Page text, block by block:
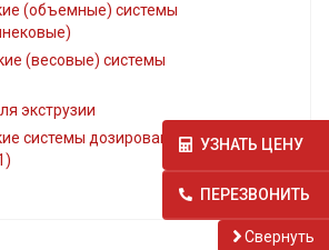
(объемные) системы
(весовые) системы
экструзии
системы дозирования
УЗНАТЬ ЦЕНУ
ПЕРЕЗВОНИТЬ
Cвернуть